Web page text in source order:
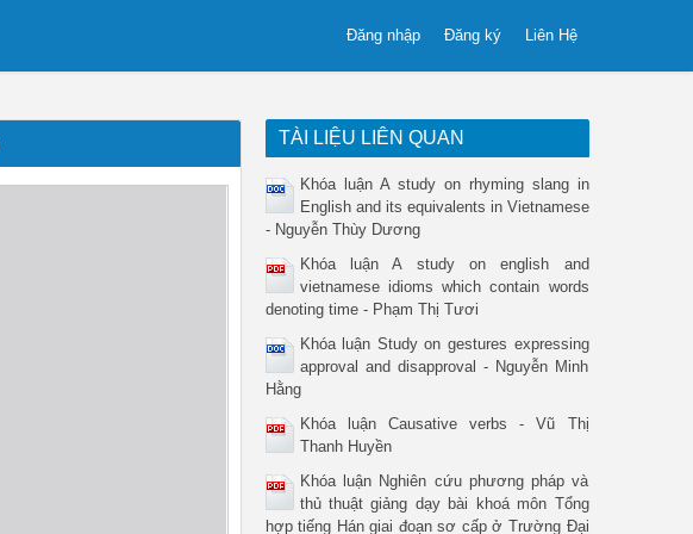
Liên Hệ
Đăng ký
Đăng nhập
TÀI LIỆU LIÊN QUAN
Khóa luận A study on rhyming slang in
English and its equivalents in Vietnamese
- Nguyễn Thùy Dương
Khóa luận A study on english and
vietnamese idioms which contain words
denoting time - Phạm Thị Tươi
Khóa luận Study on gestures expressing
approval and disapproval - Nguyễn Minh
Hằng
Khóa luận Causative verbs - Vũ Thị
Thanh Huyền
Khóa luận Nghiên cứu phương pháp và
thủ thuật giảng dạy bài khoá môn Tổng
hợp tiếng Hán giai đoạn sơ cấp ở Trường Đại